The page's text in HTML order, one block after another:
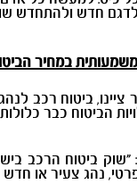
חדש ולהתחדש
במחיר
ציינו, ביטוח רכב
הביטוח כבר
"שוק ביטוח הרכב
פרטי, נהג צעיר או